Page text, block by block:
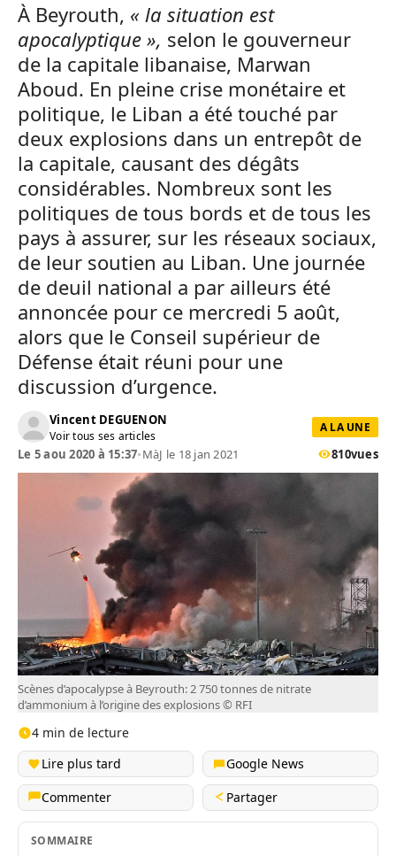
À Beyrouth, « la situation est
apocalyptique », selon le gouverneur
de la capitale libanaise, Marwan
Aboud. En pleine crise monétaire et
politique, le Liban a été touché par
deux explosions dans un entrepôt de
la capitale, causant des dégâts
considérables. Nombreux sont les
politiques de tous bords et de tous les
pays à assurer, sur les réseaux sociaux,
de leur soutien au Liban. Une journée
de deuil national a par ailleurs été
annoncée pour ce mercredi 5 août,
alors que le Conseil supérieur de
Défense était réuni pour une
discussion d’urgence.
Vincent DEGUENON
Voir tous ses articles
A LA UNE
Le 5 aou 2020 à 15:37•MàJ le 18 jan 2021 810vues
Scènes d’apocalypse à Beyrouth: 2 750 tonnes de nitrate
d’ammonium à l’origine des explosions © RFI
4 min de lecture
Lire plus tard
Google News
Commenter
Partager
SOMMAIRE